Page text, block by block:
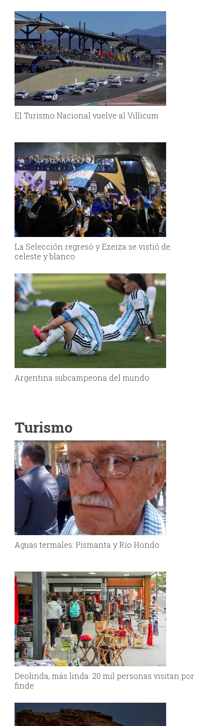
El Turismo Nacional vuelve al Villicum
La Selección regresó y Ezeiza se vistió de
celeste y blanco
Argentina subcampeona del mundo
Turismo
Aguas termales: Pismanta y Río Hondo
Deolinda, más linda: 20 mil personas visitan por
finde